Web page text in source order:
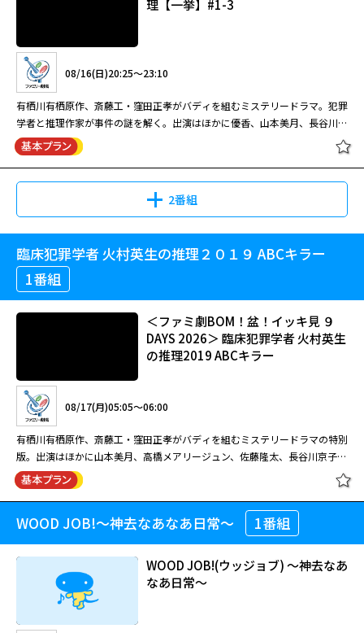
理【一挙】#1-3
08/16(日)20:25～23:10
有栖川有栖原作、斎藤工・窪田正孝がバディを組むミステリードラマ。犯罪
学者と推理作家が事件の謎を解く。出演はほかに優香、山本美月、長谷川京
子、生瀬勝久、夏木マリ。
2番組
[HV][字]臨床犯罪学者 火村英生の推
08/16(日)20:25～23:10
学者と推理作家が事件の謎を解く。出演はほかに優香、山本美月、長谷川京
子、生瀬勝久、夏木マリ。
[HV][字]臨床犯罪学者 火村英生の推
08/16(日)23:10～02:30
有栖川有栖原作、斎藤工・窪田正孝がバディを組むミステリードラマ。犯罪
学者と推理作家が事件の謎を解く。出演はほかに優香、山本美月、長谷川京
子、生瀬勝久、夏木マリ。
臨床犯罪学者 火村英生の推理２０１９ ABCキラー
1番組
＜ファミ劇BOM！盆！イッキ見 ９
DAYS 2026＞ 臨床犯罪学者 火村英生
の推理2019 ABCキラー
08/17(月)05:05～06:00
有栖川有栖原作、斎藤工・窪田正孝がバディを組むミステリードラマの特別
版。出演はほかに山本美月、高橋メアリージュン、佐藤隆太、長谷川京子、
夏木マリ。 究極の犯罪を追い求める犯罪学者・火村英生（斎藤工）と、彼
の捜査を観察する推理作家・有栖川有栖（窪田正孝）。ある日、兵庫と大阪
でアガサ・クリスティの「ABC殺人事件」を模倣した連続殺人事件が発生。
しかも、「ABCキラー」と名乗る犯人から、警察と火村宛に挑戦状が届く。
火村と有栖川はさっそく捜査への協力を開始するが、二人の前に新聞記者・
因幡丈一郎（佐藤隆太）が現れ、火村を挑発するのだった・・・。
＜ファミ劇BOM！盆！イッキ見 ９
DAYS 2026＞ 臨床犯罪学者 火村英生
の推理2019 ABCキラー
08/17(月)05:05～06:00
WOOD JOB!～神去なあなあ日常～ 1番組
WOOD JOB!(ウッジョブ) ～神去なあ
なあ日常～